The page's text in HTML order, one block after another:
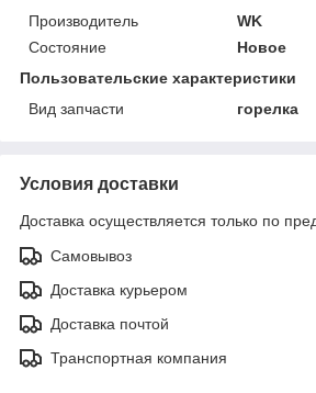
Производитель
WK
Состояние
Новое
Пользовательские характеристики
Вид запчасти
горелка
Условия доставки
Доставка осуществляется только по
Самовывоз
Доставка курьером
Доставка почтой
Транспортная компания